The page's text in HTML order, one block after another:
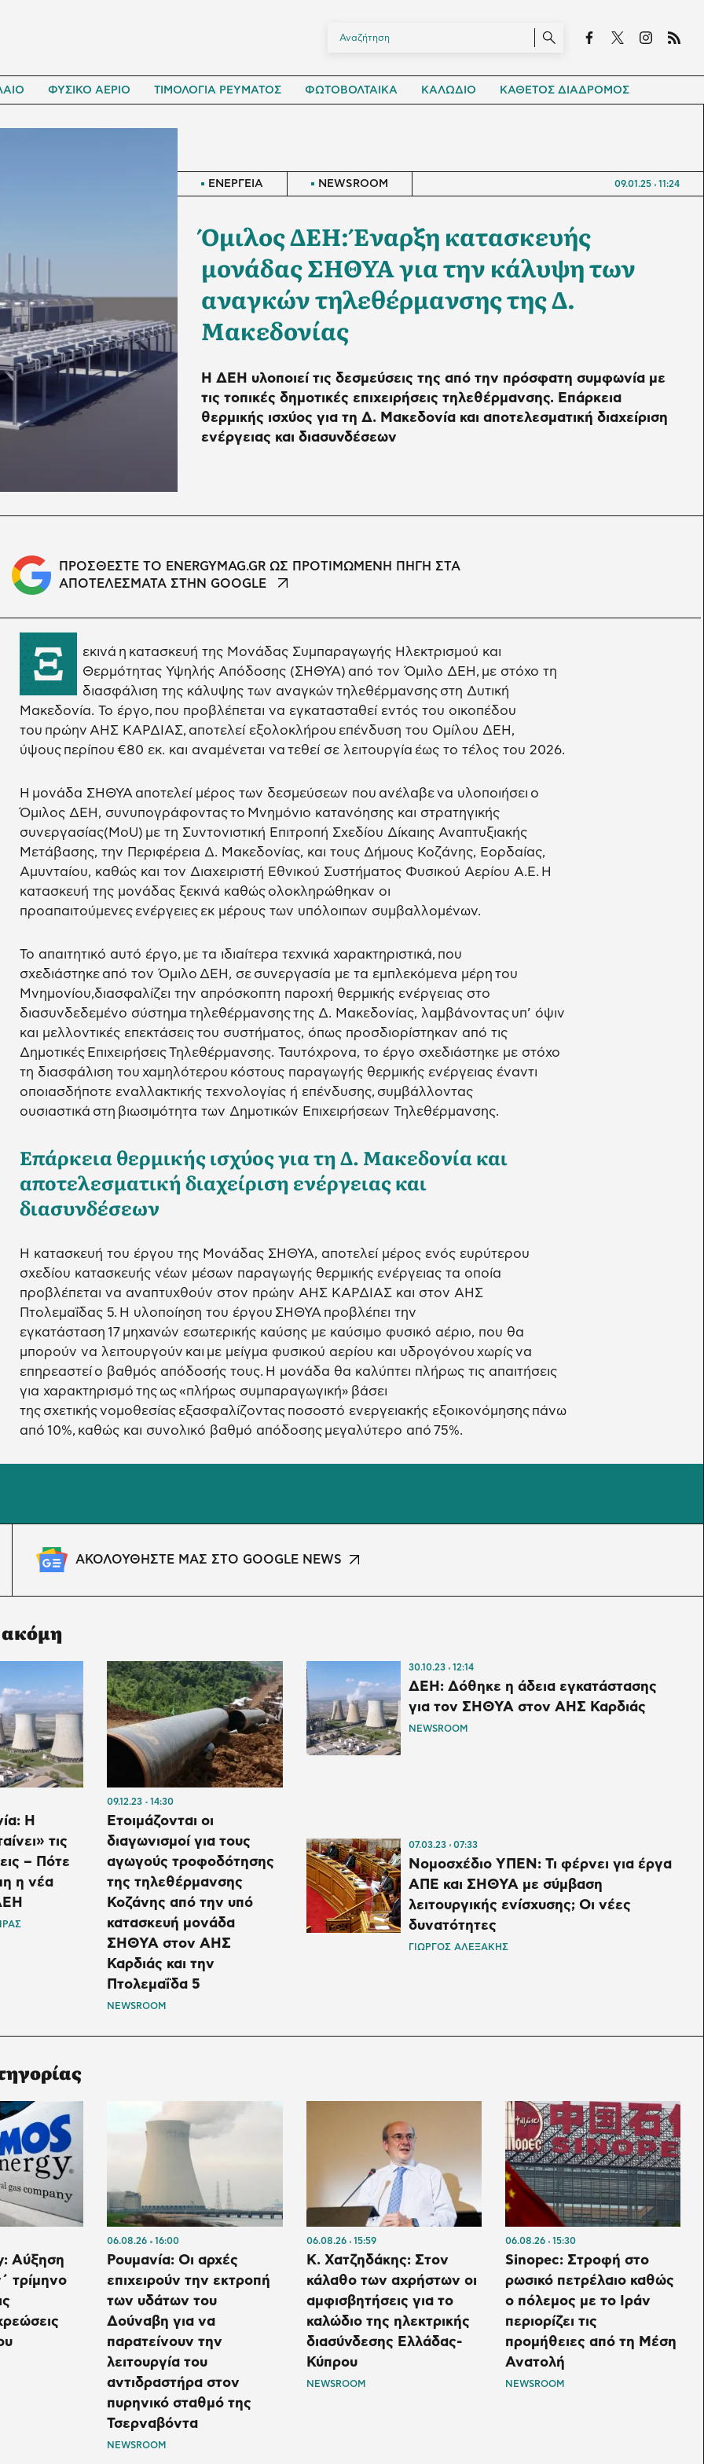
ΦΥΣΙΚΟ ΑΕΡΙΟ ΤΙΜΟΛΟΓΙΑ ΡΕΥΜΑΤΟΣ ΦΩΤΟΒΟΛΤΑΙΚΑ ΚΑΛΩΔΙΟ ΚΑΘΕΤΟΣ ΔΙΑΔΡΟΜΟΣ
ΕΝΕΡΓΕΙΑ NEWSROOM 09.01.25 11:24
Όμιλος ΔΕΗ: Έναρξη κατασκευής
μονάδας ΣΗΘΥΑ για την κάλυψη των
αναγκών τηλεθέρμανσης της Δ.
Μακεδονίας
Η ΔΕΗ υλοποιεί τις δεσμεύσεις της από την πρόσφατη συμφωνία με
τις τοπικές δημοτικές επιχειρήσεις τηλεθέρμανσης. Επάρκεια
θερμικής ισχύος για τη Δ. Μακεδονία και αποτελεσματική διαχείριση
ενέργειας και διασυνδέσεων
ΠΡΟΣΘΕΣΤΕ ΤΟ ENERGYMAG.GR ΩΣ ΠΡΟΤΙΜΩΜΕΝΗ ΠΗΓΗ ΣΤΑ
ΑΠΟΤΕΛΕΣΜΑΤΑ ΣΤΗΝ GOOGLE
Ξ
εκινά η κατασκευή της Μονάδας Συμπαραγωγής Ηλεκτρισμού και
Θερμότητας Υψηλής Απόδοσης (ΣΗΘΥΑ) από τον Όμιλο ΔΕΗ, με στόχο τη
διασφάλιση της κάλυψης των αναγκών τηλεθέρμανσης στη Δυτική
Μακεδονία. Το έργο, που προβλέπεται να εγκατασταθεί εντός του οικοπέδου
του πρώην ΑΗΣ ΚΑΡΔΙΑΣ, αποτελεί εξολοκλήρου επένδυση του Ομίλου ΔΕΗ,
ύψους περίπου €80 εκ. και αναμένεται να τεθεί σε λειτουργία έως το τέλος του 2026.
Η μονάδα ΣΗΘΥΑ αποτελεί μέρος των δεσμεύσεων που ανέλαβε να υλοποιήσει ο
Όμιλος ΔΕΗ, συνυπογράφοντας το Μνημόνιο κατανόησης και στρατηγικής
συνεργασίας(MoU) με τη Συντονιστική Επιτροπή Σχεδίου Δίκαιης Αναπτυξιακής
Μετάβασης, την Περιφέρεια Δ. Μακεδονίας, και τους Δήμους Κοζάνης, Εορδαίας,
Αμυνταίου, καθώς και τον Διαχειριστή Εθνικού Συστήματος Φυσικού Αερίου Α.Ε. Η
κατασκευή της μονάδας ξεκινά καθώς ολοκληρώθηκαν οι
προαπαιτούμενες ενέργειες εκ μέρους των υπόλοιπων συμβαλλομένων.
Το απαιτητικό αυτό έργο, με τα ιδιαίτερα τεχνικά χαρακτηριστικά, που
σχεδιάστηκε από τον Όμιλο ΔΕΗ, σε συνεργασία με τα εμπλεκόμενα μέρη του
Μνημονίου,διασφαλίζει την απρόσκοπτη παροχή θερμικής ενέργειας στο
διασυνδεδεμένο σύστημα τηλεθέρμανσης της Δ. Μακεδονίας, λαμβάνοντας υπ’ όψιν
και μελλοντικές επεκτάσεις του συστήματος, όπως προσδιορίστηκαν από τις
Δημοτικές Επιχειρήσεις Τηλεθέρμανσης. Ταυτόχρονα, το έργο σχεδιάστηκε με στόχο
τη διασφάλιση του χαμηλότερου κόστους παραγωγής θερμικής ενέργειας έναντι
οποιασδήποτε εναλλακτικής τεχνολογίας ή επένδυσης, συμβάλλοντας
ουσιαστικά στη βιωσιμότητα των Δημοτικών Επιχειρήσεων Τηλεθέρμανσης.
Επάρκεια θερμικής ισχύος για τη Δ. Μακεδονία και
αποτελεσματική διαχείριση ενέργειας και
διασυνδέσεων
Η κατασκευή του έργου της Μονάδας ΣΗΘΥΑ, αποτελεί μέρος ενός ευρύτερου
σχεδίου κατασκευής νέων μέσων παραγωγής θερμικής ενέργειας τα οποία
προβλέπεται να αναπτυχθούν στον πρώην ΑΗΣ ΚΑΡΔΙΑΣ και στον ΑΗΣ
Πτολεμαΐδας 5. Η υλοποίηση του έργου ΣΗΘΥΑ προβλέπει την
εγκατάσταση 17 μηχανών εσωτερικής καύσης με καύσιμο φυσικό αέριο, που θα
μπορούν να λειτουργούν και με μείγμα φυσικού αερίου και υδρογόνου χωρίς να
επηρεαστεί ο βαθμός απόδοσής τους. Η μονάδα θα καλύπτει πλήρως τις απαιτήσεις
για χαρακτηρισμό της ως «πλήρως συμπαραγωγική» βάσει
της σχετικής νομοθεσίας εξασφαλίζοντας ποσοστό ενεργειακής εξοικονόμησης πάνω
από 10%, καθώς και συνολικό βαθμό απόδοσης μεγαλύτερο από 75%.
ΑΚΟΛΟΥΘΗΣΤΕ ΜΑΣ ΣΤΟ GOOGLE NEWS
Η
τις
– Πότε
η νέα
09.12.23 14:30
Ετοιμάζονται οι
διαγωνισμοί για τους
αγωγούς τροφοδότησης
της τηλεθέρμανσης
Κοζάνης από την υπό
κατασκευή μονάδα
ΣΗΘΥΑ στον ΑΗΣ
Καρδιάς και την
Πτολεμαΐδα 5
NEWSROOM
30.10.23 12:14
ΔΕΗ: Δόθηκε η άδεια εγκατάστασης
για τον ΣΗΘΥΑ στον ΑΗΣ Καρδιάς
NEWSROOM
07.03.23 07:33
Νομοσχέδιο ΥΠΕΝ: Τι φέρνει για έργα
ΑΠΕ και ΣΗΘΥΑ με σύμβαση
λειτουργικής ενίσχυσης; Οι νέες
δυνατότητες
ΓΙΩΡΓΟΣ ΑΛΕΞΑΚΗΣ
Αύξηση
τρίμηνο
06.08.26 16:00
Ρουμανία: Οι αρχές
επιχειρούν την εκτροπή
των υδάτων του
Δούναβη για να
παρατείνουν την
λειτουργία του
αντιδραστήρα στον
πυρηνικό σταθμό της
Τσερναβόντα
NEWSROOM
06.08.26 15:59
Κ. Χατζηδάκης: Στον
κάλαθο των αχρήστων οι
αμφισβητήσεις για το
καλώδιο της ηλεκτρικής
διασύνδεσης Ελλάδας-
Κύπρου
NEWSROOM
06.08.26 15:30
Sinopec: Στροφή στο
ρωσικό πετρέλαιο καθώς
ο πόλεμος με το Ιράν
περιορίζει τις
προμήθειες από τη Μέση
Ανατολή
NEWSROOM